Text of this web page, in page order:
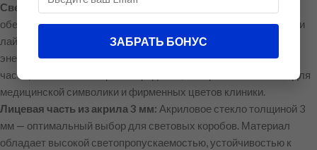
Светодиодная подсветка (LED):
обеспечивают равномерное и яркое свечение по всей площади
лайтбокса. LED-подсветка отличается низким
энергопотреблением, длительным сроком службы (от 50 000
часов) и стабильной цветопередачей, что критически важно для
медицинской символики и фирменных цветов клиники.
Лицевая часть из акрила 3 мм: Акриловое стекло толщиной 3
мм — оптимальный выбор для световых коробов. Материал
обладает высокой светопропускаемостью, устойчивостью к
ЗАБРАТЬ БОНУС